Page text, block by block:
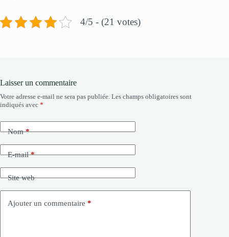
4/5 - (21 votes)
Laisser un commentaire
Votre adresse e-mail ne sera pas publiée. Les champs obligatoires sont
indiqués avec *
Nom*
E-mail*
Site web
Ajouter un commentaire *